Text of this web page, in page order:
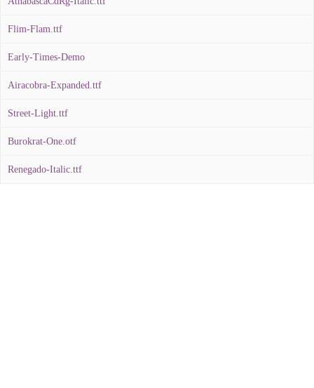
Flim-Flam.ttf
Early-Times-Demo
Airacobra-Expanded.ttf
Street-Light.ttf
Burokrat-One.otf
Renegado-Italic.ttf